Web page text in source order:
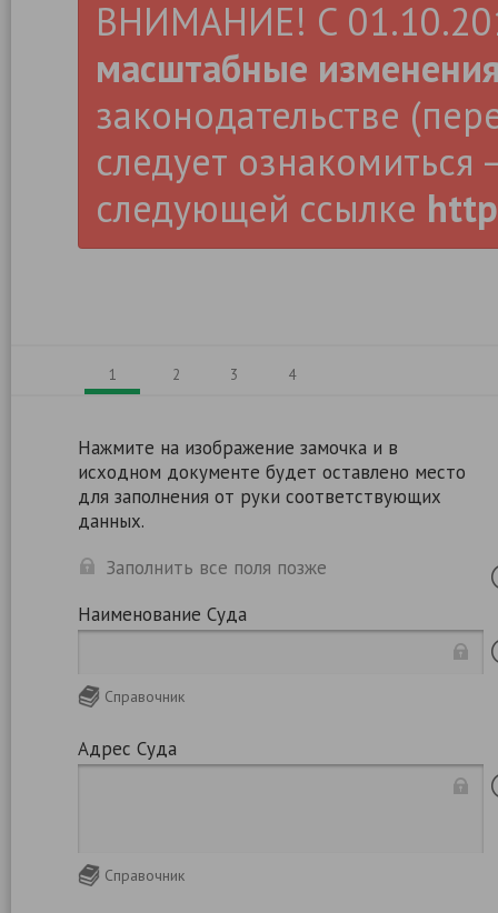
ВНИМАНИЕ! С
масштабные
законодательстве
следует ознакомиться
следующей ссылке
1 2 3 4
Нажмите на изображение замочка и в
исходном документе будет оставлено место
для заполнения от руки соответствующих
данных.
Заполнить все поля позже
Наименование Суда
Справочник
Адрес Суда
Справочник